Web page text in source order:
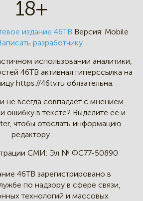
18+
издание 46ТВ Версия: Mobile
разработчику
использовании аналитики,
46TB активная гиперссылка на
https://46tv.ru обязательна.
не всегда совпадает с мнением
ошибку в тексте? Выделите её и
чтобы отослать информацию
редактору.
СМИ: Эл № ФС77-50890
46ТВ зарегистрировано в
по надзору в сфере связи,
технологий и массовых